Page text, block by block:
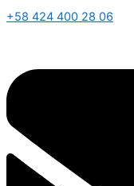
+58 424 400 28 06